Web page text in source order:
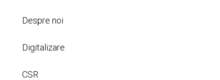
Despre noi
Digitalizare
CSR